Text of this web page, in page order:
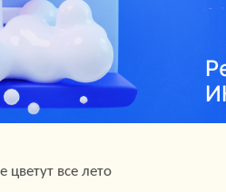
цветут все лето